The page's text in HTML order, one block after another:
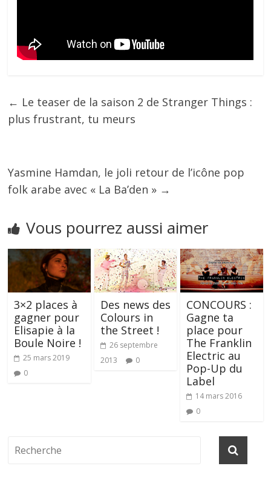
← Le teaser de la saison 2 de Stranger Things :
plus frustrant, tu meurs
Yasmine Hamdan, le joli retour de l’icône pop
folk arabe avec « La Ba’den » →
Vous pourrez aussi aimer
3×2 places à
gagner pour
Elisapie à la
Boule Noire !
25 mars 2019
0
Des news des
Colours in
the Street !
26 septembre
2013
0
CONCOURS :
Gagne ta
place pour
The Franklin
Electric au
Pop-Up du
Label
14 mars 2016
0